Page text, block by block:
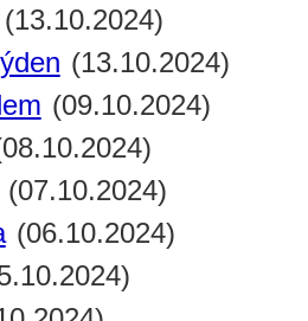
(13.10.2024)
(13.10.2024)
(09.10.2024)
(07.10.2024)
(06.10.2024)